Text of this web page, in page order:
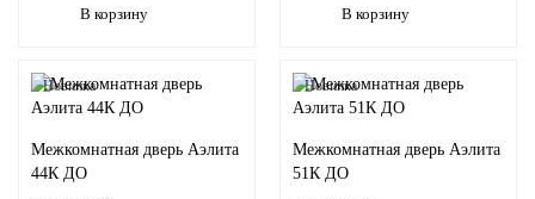
В корзину В корзину
Новинка
Межкомнатная дверь Аэлита
44К ДО
Новинка
Межкомнатная дверь Аэлита
51К ДО